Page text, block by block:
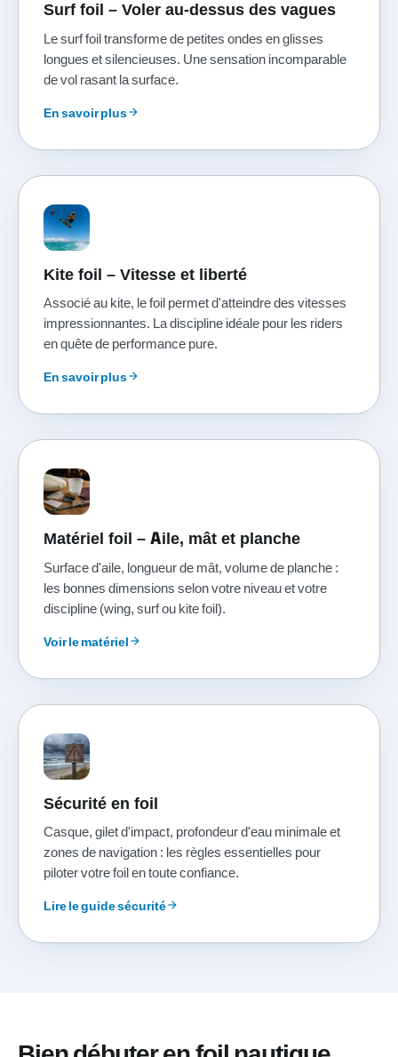
Surf foil – Voler au-dessus des vagues
Le surf foil transforme de petites ondes en glisses
longues et silencieuses. Une sensation incomparable
de vol rasant la surface.
En savoir plusarrow_forward
Kite foil – Vitesse et liberté
Associé au kite, le foil permet d'atteindre des vitesses
impressionnantes. La discipline idéale pour les riders
en quête de performance pure.
En savoir plusarrow_forward
Matériel foil – Aile, mât et planche
Surface d'aile, longueur de mât, volume de planche :
les bonnes dimensions selon votre niveau et votre
discipline (wing, surf ou kite foil).
Voir le matérielarrow_forward
Sécurité en foil
Casque, gilet d'impact, profondeur d'eau minimale et
zones de navigation : les règles essentielles pour
piloter votre foil en toute confiance.
Lire le guide sécuritéarrow_forward